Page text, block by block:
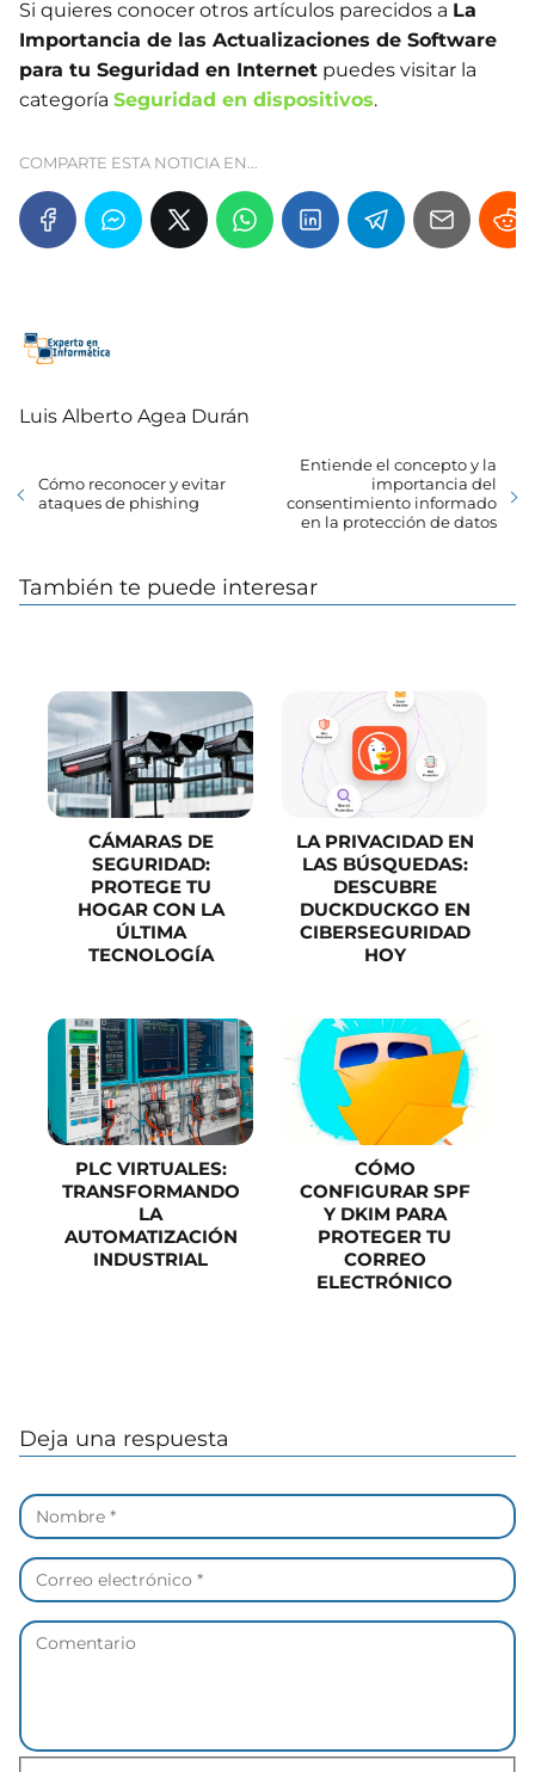
Si quieres conocer otros artículos parecidos a La
Importancia de las Actualizaciones de Software
para tu Seguridad en Internet puedes visitar la
categoría Seguridad en dispositivos.
COMPARTE ESTA NOTICIA EN...
Luis Alberto Agea Durán
Cómo reconocer y evitar
ataques de phishing
Entiende el concepto y la
importancia del
consentimiento informado
en la protección de datos
También te puede interesar
CÁMARAS DE
SEGURIDAD:
PROTEGE TU
HOGAR CON LA
ÚLTIMA
TECNOLOGÍA
LA PRIVACIDAD EN
LAS BÚSQUEDAS:
DESCUBRE
DUCKDUCKGO EN
CIBERSEGURIDAD
HOY
PLC VIRTUALES:
TRANSFORMANDO
LA
AUTOMATIZACIÓN
INDUSTRIAL
CÓMO
CONFIGURAR SPF
Y DKIM PARA
PROTEGER TU
CORREO
ELECTRÓNICO
Deja una respuesta